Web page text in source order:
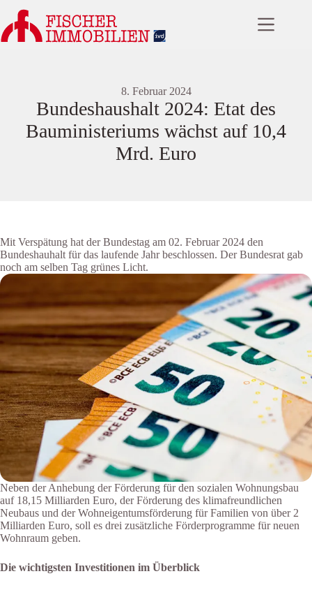
Inhalt
springen
8. Februar 2024
Bundeshaushalt 2024: Etat des
Bauministeriums wächst auf 10,4
Mrd. Euro
Mit Verspätung hat der Bundestag am 02. Februar 2024 den
Bundeshauhalt für das laufende Jahr beschlossen. Der Bundesrat gab
noch am selben Tag grünes Licht.
Neben der Anhebung der Förderung für den sozialen Wohnungsbau
auf 18,15 Milliarden Euro, der Förderung des klimafreundlichen
Neubaus und der Wohneigentumsförderung für Familien von über 2
Milliarden Euro, soll es drei zusätzliche Förderprogramme für neuen
Wohnraum geben.
Die wichtigsten Investitionen im Überblick